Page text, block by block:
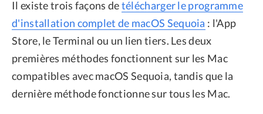
Il existe trois façons detélécharger le programme
d'installation complet de macOS Sequoia : l'App
Store, le Terminal ou un lien tiers. Les deux
premières méthodes fonctionnent sur les Mac
compatibles avec macOS Sequoia, tandis que la
dernière méthode fonctionne sur tous les Mac.